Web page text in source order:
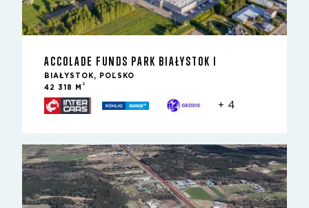
ACCOLADE FUNDS PARK BIAŁYSTOK I
BIAŁYSTOK, POĽSKO
42 318 M
2
+ 4